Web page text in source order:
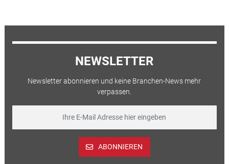
NEWSLETTER
Newsletter abonnieren und keine Branchen-News mehr
verpassen.
ABONNIEREN